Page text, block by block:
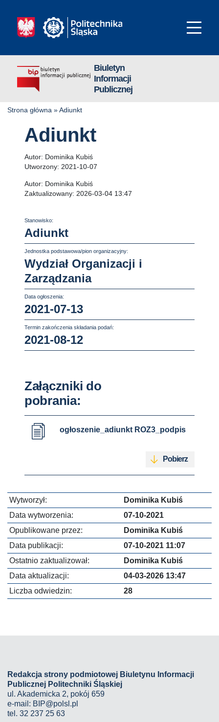
Biuletyn
Informacji
Publicznej
Strona główna »Adiunkt
Adiunkt
Autor: Dominika Kubiś
Utworzony: 2021-10-07
Autor: Dominika Kubiś
Zaktualizowany: 2026-03-04 13:47
Stanowisko:
Adiunkt
Jednostka podstawowa/pion organizacyjny:
Wydział Organizacji i
Zarządzania
Data ogłoszenia:
2021-07-13
Termin zakończenia składania podań:
2021-08-12
Załączniki do
pobrania:
ogłoszenie_adiunkt ROZ3_podpis
Pobierz
Wytworzył:
Dominika Kubiś
Data wytworzenia:
07-10-2021
Opublikowane przez:
Dominika Kubiś
Data publikacji:
07-10-2021 11:07
Ostatnio zaktualizował:
Dominika Kubiś
Data aktualizacji:
04-03-2026 13:47
Liczba odwiedzin:
28
Redakcja strony podmiotowej Biuletynu Informacji
Publicznej Politechniki Śląskiej
ul. Akademicka 2, pokój 659
e-mail: BIP@polsl.pl
tel. 32 237 25 63